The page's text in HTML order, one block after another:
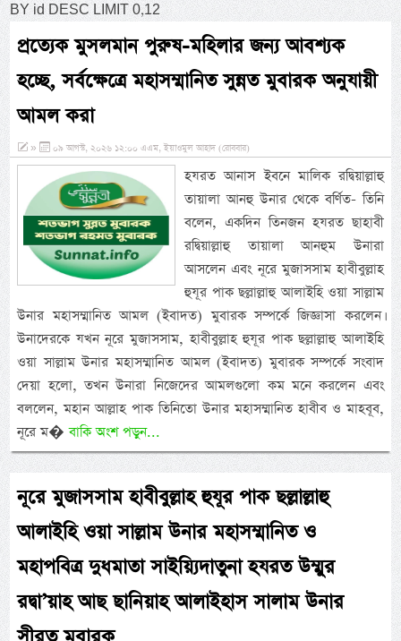
BY id DESC LIMIT 0,12
প্রত্যেক মুসলমান পুরুষ-মহিলার জন্য আবশ্যক
হচ্ছে, সর্বক্ষেত্রে মহাসম্মানিত সুন্নত মুবারক অনুযায়ী
আমল করা
» ০৯ আগস্ট, ২০২৬ ১২:০০ এএম, ইয়াওমুল আহাদ (রোববার)
হযরত আনাস ইবনে মালিক রদ্বিয়াল্লাহু
তায়ালা আনহু উনার থেকে বর্ণিত- তিনি
বলেন, একদিন তিনজন হযরত ছাহাবী
রদ্বিয়াল্লাহু তায়ালা আনহুম উনারা
আসলেন এবং নূরে মুজাসসাম হাবীবুল্লাহ
হুযূর পাক ছল্লাল্লাহু আলাইহি ওয়া সাল্লাম
উনার মহাসম্মানিত আমল (ইবাদত) মুবারক সম্পর্কে জিজ্ঞাসা করলেন।
উনাদেরকে যখন নূরে মুজাসসাম, হাবীবুল্লাহ হুযূর পাক ছল্লাল্লাহু আলাইহি
ওয়া সাল্লাম উনার মহাসম্মানিত আমল (ইবাদত) মুবারক সম্পর্কে সংবাদ
দেয়া হলো, তখন উনারা নিজেদের আমলগুলো কম মনে করলেন এবং
বললেন, মহান আল্লাহ পাক তিনিতো উনার মহাসম্মানিত হাবীব ও মাহবূব,
নূরে ম�বাকি অংশ পড়ুন...
নূরে মুজাসসাম হাবীবুল্লাহ হুযূর পাক ছল্লাল্লাহু
আলাইহি ওয়া সাল্লাম উনার মহাসম্মানিত ও
মহাপবিত্র দুধমাতা সাইয়্যিদাতুনা হযরত উম্মুর
রদ্বা’য়াহ আছ ছানিয়াহ আলাইহাস সালাম উনার